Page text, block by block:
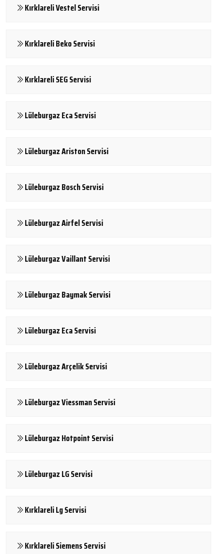
Kırklareli Vestel Servisi
Kırklareli Beko Servisi
Kırklareli SEG Servisi
Lüleburgaz Eca Servisi
Lüleburgaz Ariston Servisi
Lüleburgaz Bosch Servisi
Lüleburgaz Airfel Servisi
Lüleburgaz Vaillant Servisi
Lüleburgaz Baymak Servisi
Lüleburgaz Eca Servisi
Lüleburgaz Arçelik Servisi
Lüleburgaz Viessman Servisi
Lüleburgaz Hotpoint Servisi
Lüleburgaz LG Servisi
Kırklareli Lg Servisi
Kırklareli Siemens Servisi